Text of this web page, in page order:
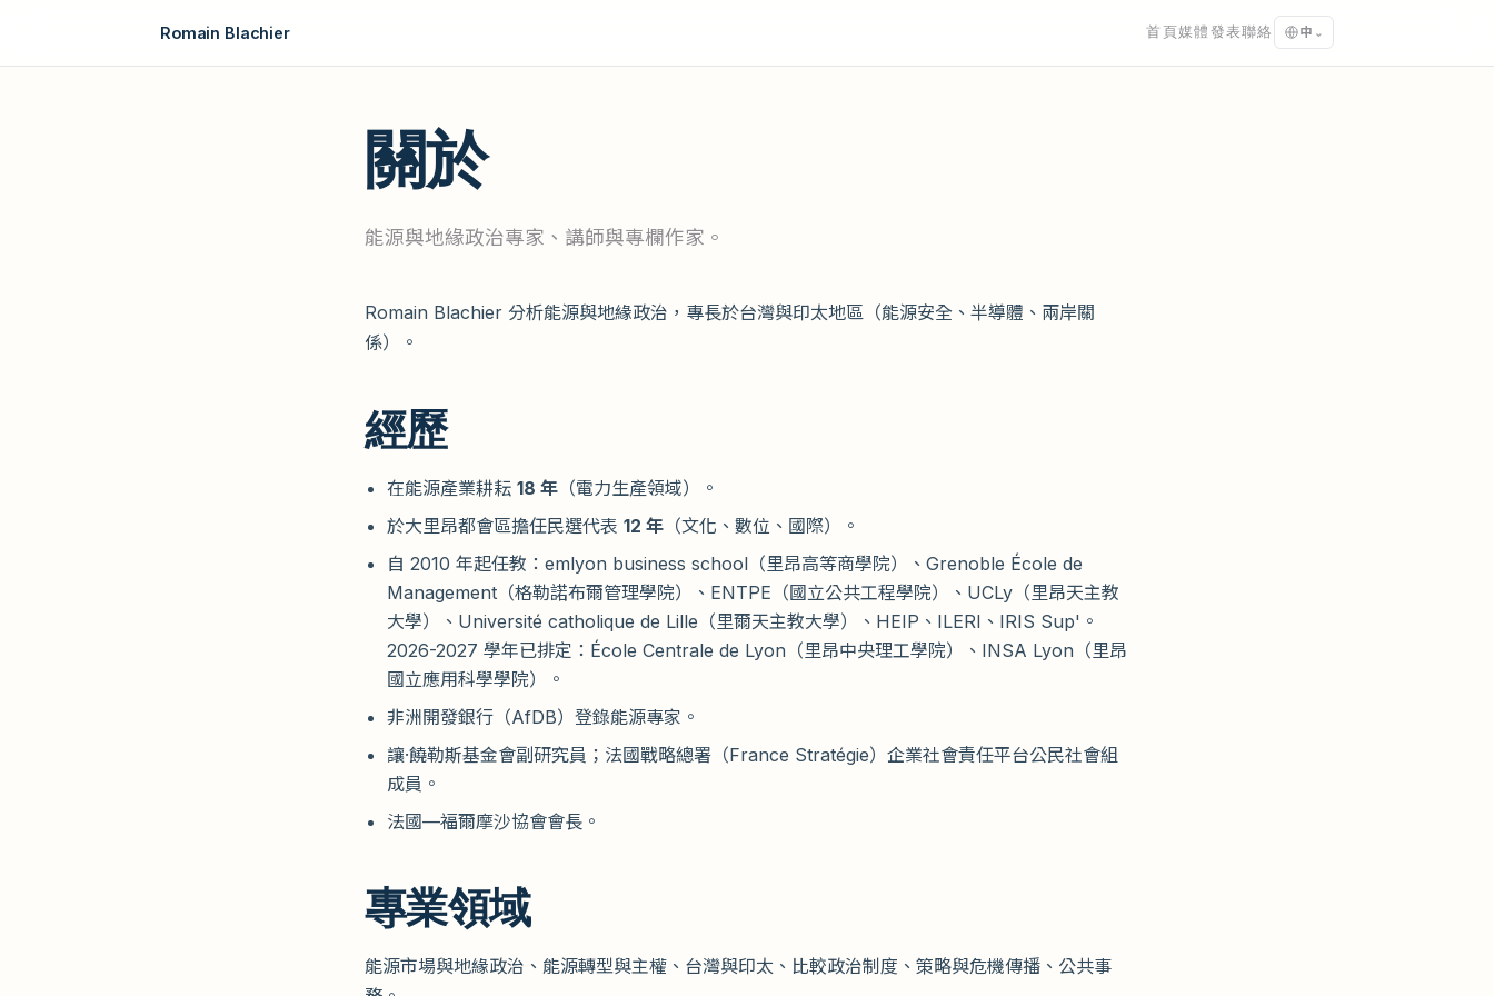
Romain Blachier 首頁媒體發表聯絡 中 ⌄
關於
能源與地緣政治專家、講師與專欄作家。
Romain Blachier 分析能源與地緣政治，專長於台灣與印太地區（能源安全、半導體、兩岸關
係）。
經歷
在能源產業耕耘 18 年 （電力生產領域）。
於大里昂都會區擔任民選代表 12 年 （文化、數位、國際）。
自 2010 年起任教：emlyon business school（里昂高等商學院）、Grenoble École de
Management（格勒諾布爾管理學院）、ENTPE（國立公共工程學院）、UCLy（里昂天主教
大學）、Université catholique de Lille（里爾天主教大學）、HEIP、ILERI、IRIS Sup'。
2026-2027 學年已排定：École Centrale de Lyon（里昂中央理工學院）、INSA Lyon（里昂
國立應用科學學院）。
非洲開發銀行（AfDB）登錄能源專家。
讓·饒勒斯基金會副研究員；法國戰略總署（France Stratégie）企業社會責任平台公民社會組
成員。
法國—福爾摩沙協會會長。
專業領域
能源市場與地緣政治、能源轉型與主權、台灣與印太、比較政治制度、策略與危機傳播、公共事